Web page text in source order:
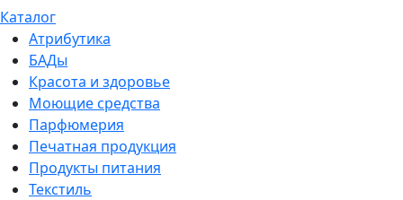
Каталог
Атрибутика
БАДы
Красота и здоровье
Моющие средства
Парфюмерия
Печатная продукция
Продукты питания
Текстиль